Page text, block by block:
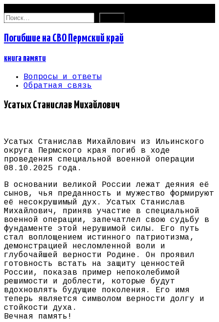
Найти:
Погибшие на СВО Пермский край
книга памяти
Вопросы и ответы
Обратная связь
Усатых Станислав Михайлович
Усатых Станислав Михайлович из Ильинского
округа Пермского края погиб в ходе
проведения специальной военной операции
08.10.2025 года.
В основании великой России лежат деяния её
сынов, чья преданность и мужество формируют
её несокрушимый дух. Усатых Станислав
Михайлович, приняв участие в специальной
военной операции, запечатлел свою судьбу в
фундаменте этой нерушимой силы. Его путь
стал воплощением истинного патриотизма,
демонстрацией несломленной воли и
глубочайшей верности Родине. Он проявил
готовность встать на защиту ценностей
России, показав пример непоколебимой
решимости и доблести, которые будут
вдохновлять будущие поколения. Его имя
теперь является символом верности долгу и
стойкости духа.
Вечная память!